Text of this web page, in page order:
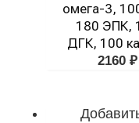
омега-3,
180 ЭПК,
ДГК, 100
2160 ₽